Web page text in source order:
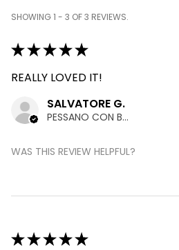
SHOWING 1 - 3 OF 3 REVIEWS.
★★★★★
REALLY LOVED IT!
SALVATORE G.
PESSANO CON BORNAGO, MILAN
WAS THIS REVIEW HELPFUL?
★★★★★